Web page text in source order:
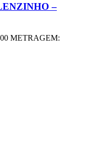
–
METRAGEM: